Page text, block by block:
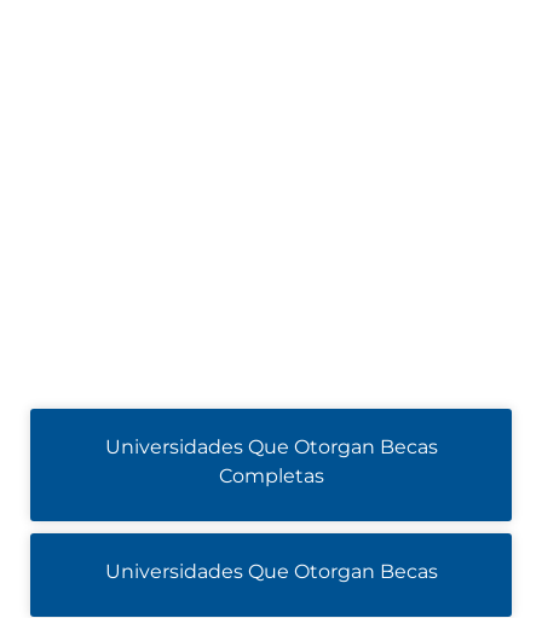
Universidades Que Otorgan Becas
Completas
Universidades Que Otorgan Becas